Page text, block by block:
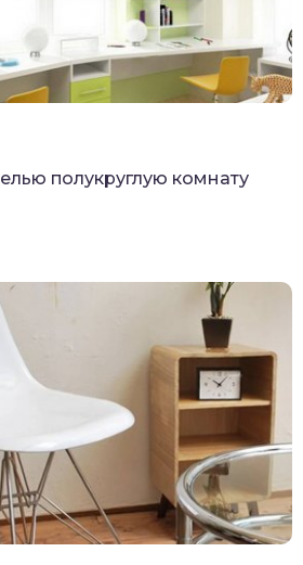
полукруглую комнату